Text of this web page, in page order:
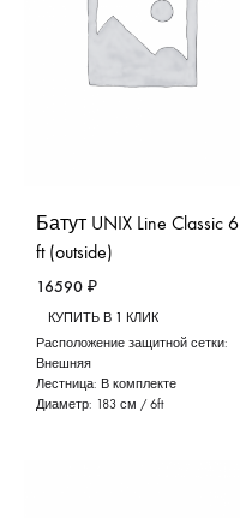
Батут UNIX Line Classic 6
ft (outside)
16590 ₽
КУПИТЬ В 1 КЛИК
Расположение защитной сетки:
Внешняя
Лестница: В комплекте
Диаметр: 183 см / 6ft